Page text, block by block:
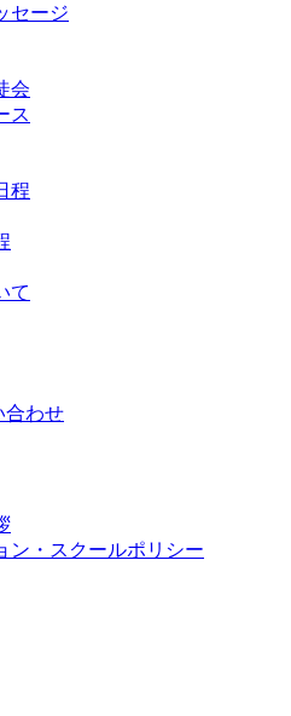
セージ
会
ス
程
て
合わせ
ン・スクールポリシー